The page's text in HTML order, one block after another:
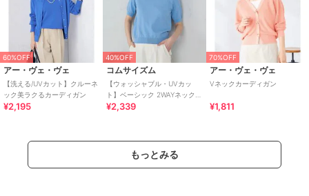
60%OFF
アー・ヴェ・ヴェ
【洗える/UVカット】クルーネ
ック美ラクるカーディガン
¥2,195
40%OFF
コムサイズム
【ウォッシャブル・UVカッ
ト】ベーシック 2WAYネック5
分袖ニット
¥2,339
70%OFF
アー・ヴェ・ヴェ
Vネックカーディガン
¥1,811
もっとみる